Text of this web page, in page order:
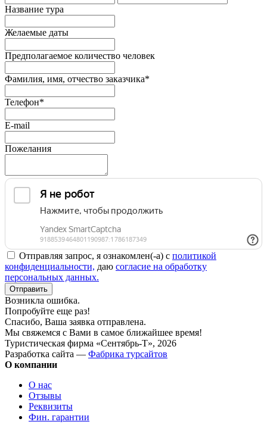
Название тура
Желаемые даты
Предполагаемое количество человек
Фамилия, имя, отчество заказчика*
Телефон*
E-mail
Пожелания
Отправляя запрос, я ознакомлен(-а) с политикой
конфиденциальности, даю согласие на обработку
персональных данных.
Отправить
Возникла ошибка.
Попробуйте еще раз!
Спасибо, Ваша заявка отправлена.
Мы свяжемся с Вами в самое ближайшее время!
Туристическая фирма «Сентябрь-Т», 2026
Разработка сайта — Фабрика турсайтов
О компании
О нас
Отзывы
Реквизиты
Фин. гарантии